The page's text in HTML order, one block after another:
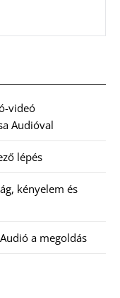
videó
Audióval
lépés
kényelem és
a megoldás